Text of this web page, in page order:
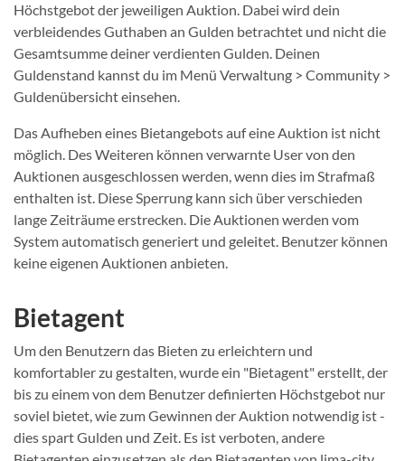
Höchstgebot der jeweiligen Auktion. Dabei wird dein
verbleidendes Guthaben an Gulden betrachtet und nicht die
Gesamtsumme deiner verdienten Gulden. Deinen
Guldenstand kannst du im Menü Verwaltung > Community >
Guldenübersicht einsehen.
Das Aufheben eines Bietangebots auf eine Auktion ist nicht
möglich. Des Weiteren können verwarnte User von den
Auktionen ausgeschlossen werden, wenn dies im Strafmaß
enthalten ist. Diese Sperrung kann sich über verschieden
lange Zeiträume erstrecken. Die Auktionen werden vom
System automatisch generiert und geleitet. Benutzer können
keine eigenen Auktionen anbieten.
Bietagent
Um den Benutzern das Bieten zu erleichtern und
komfortabler zu gestalten, wurde ein "Bietagent" erstellt, der
bis zu einem von dem Benutzer definierten Höchstgebot nur
soviel bietet, wie zum Gewinnen der Auktion notwendig ist -
dies spart Gulden und Zeit. Es ist verboten, andere